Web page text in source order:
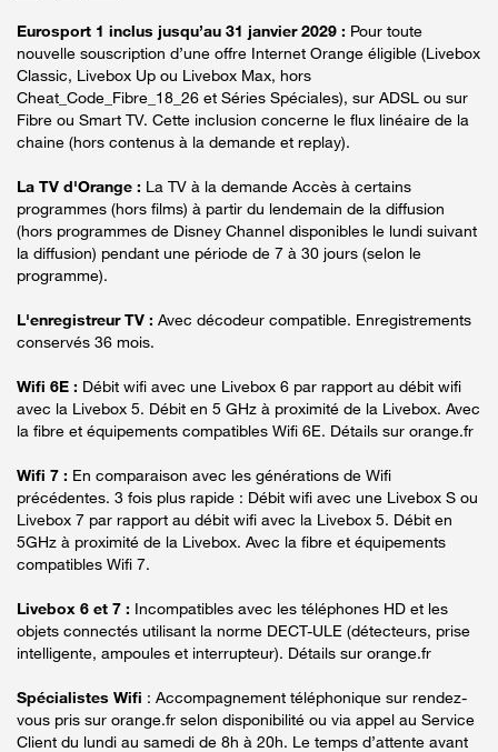
Eurosport 1 inclus jusqu’au 31 janvier 2029 : Pour toute
nouvelle souscription d’une offre Internet Orange éligible (Livebox
Classic, Livebox Up ou Livebox Max, hors
Cheat_Code_Fibre_18_26 et Séries Spéciales), sur ADSL ou sur
Fibre ou Smart TV. Cette inclusion concerne le flux linéaire de la
chaine (hors contenus à la demande et replay).
La TV d'Orange : La TV à la demande Accès à certains
programmes (hors films) à partir du lendemain de la diffusion
(hors programmes de Disney Channel disponibles le lundi suivant
la diffusion) pendant une période de 7 à 30 jours (selon le
programme).
L'enregistreur TV : Avec décodeur compatible. Enregistrements
conservés 36 mois.
Wifi 6E : Débit wifi avec une Livebox 6 par rapport au débit wifi
avec la Livebox 5. Débit en 5 GHz à proximité de la Livebox. Avec
la fibre et équipements compatibles Wifi 6E. Détails sur orange.fr
Wifi 7 : En comparaison avec les générations de Wifi
précédentes. 3 fois plus rapide : Débit wifi avec une Livebox S ou
Livebox 7 par rapport au débit wifi avec la Livebox 5. Débit en
5GHz à proximité de la Livebox. Avec la fibre et équipements
compatibles Wifi 7.
Livebox 6 et 7 : Incompatibles avec les téléphones HD et les
objets connectés utilisant la norme DECT-ULE (détecteurs, prise
intelligente, ampoules et interrupteur). Détails sur orange.fr
Spécialistes Wifi : Accompagnement téléphonique sur rendez-
vous pris sur orange.fr selon disponibilité ou via appel au Service
Client du lundi au samedi de 8h à 20h. Le temps d’attente avant